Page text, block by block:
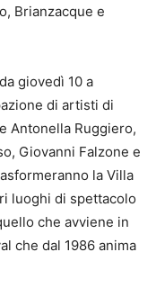
Brianzacque e
giovedì 10 a
di artisti di
Antonella Ruggiero,
Giovanni Falzone e
la Villa
luoghi di spettacolo
che avviene in
che dal 1986 anima